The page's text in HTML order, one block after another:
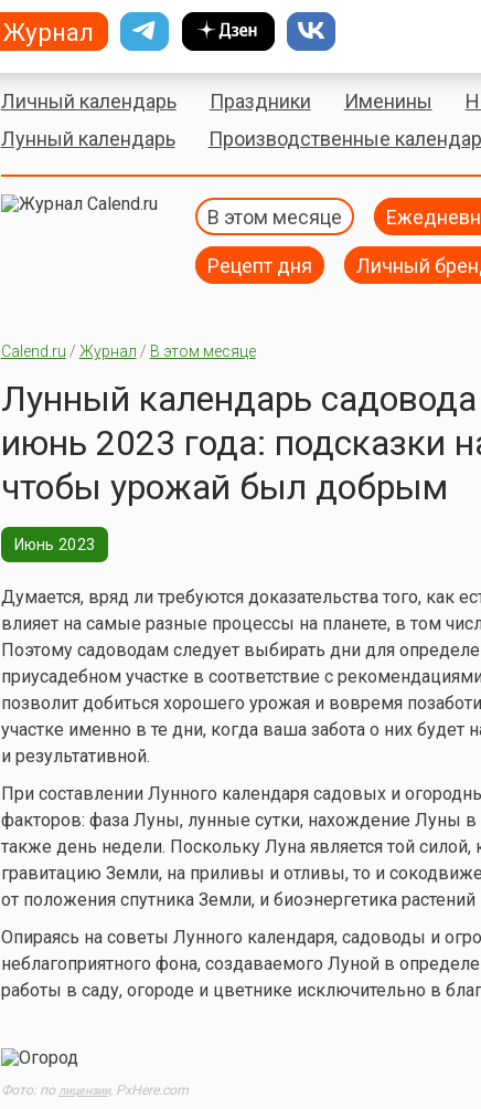
Личный календарь Праздники Именины
Лунный календарь
Производственные
В этом месяце
Рецепт дня Личный
Calend.ru / Журнал / В этом месяце
Лунный календарь
июнь 2023 года: подсказки
чтобы урожай был добрым
Июнь 2023
Думается, вряд ли требуются доказательства того, как
влияет на самые разные процессы на планете, в том
Поэтому садоводам следует выбирать дни для
приусадебном участке в соответствие с
позволит добиться хорошего урожая и вовремя
участке именно в те дни, когда ваша забота о них будет
и результативной.
При составлении Лунного календаря садовых и
факторов: фаза Луны, лунные сутки, нахождение Луны в
также день недели. Поскольку Луна является той силой,
гравитацию Земли, на приливы и отливы, то и
от положения спутника Земли, и биоэнергетика растений
Опираясь на советы Лунного календаря, садоводы и
неблагоприятного фона, создаваемого Луной в
работы в саду, огороде и цветнике исключительно в
Фото: по лицензии, PxHere.com
Журнал